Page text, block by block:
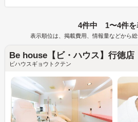
4件中 1〜4件を
表示順位は、掲載費用、情報量などから総
Be house【ビ・ハウス】行徳店
ビハウスギョウトクテン